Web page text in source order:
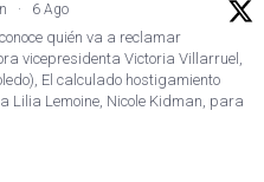
· 6 Ago
quién va a reclamar
vicepresidenta Victoria Villarruel,
El calculado hostigamiento
Lilia Lemoine, Nicole Kidman, para